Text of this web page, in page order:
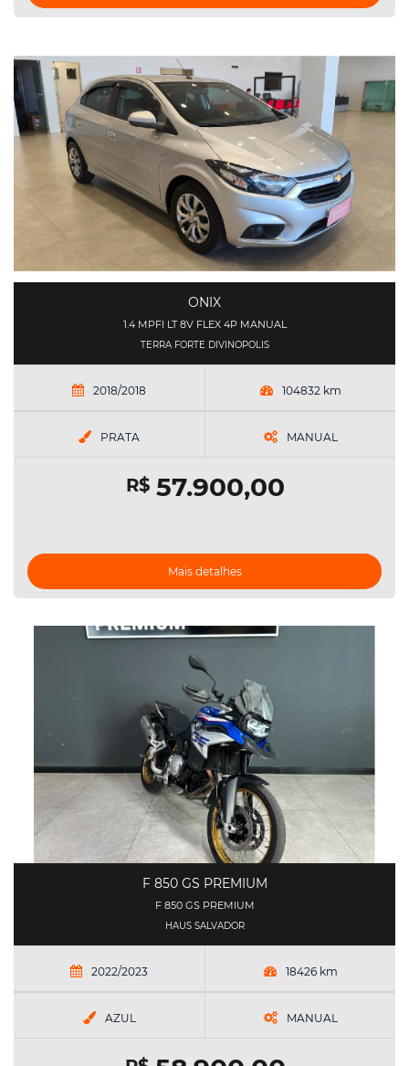
ONIX
1.4 MPFI LT 8V FLEX 4P MANUAL
TERRA FORTE DIVINOPOLIS
2018/2018 104832 km
PRATA MANUAL
R$57.900,00
Mais detalhes
F 850 GS PREMIUM
F 850 GS PREMIUM
HAUS SALVADOR
2022/2023 18426 km
AZUL MANUAL